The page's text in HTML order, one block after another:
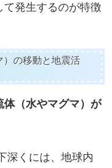
発生するのが特徴
）の移動と地震活
体（水やマグマ）が
深くには、地球内